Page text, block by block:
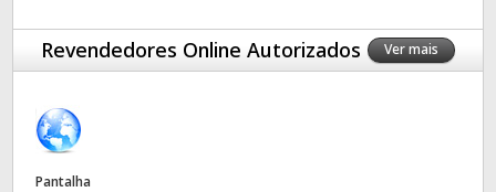
Denmark
Finland
Revendedores Online Autorizados Ver mais
Pantalha